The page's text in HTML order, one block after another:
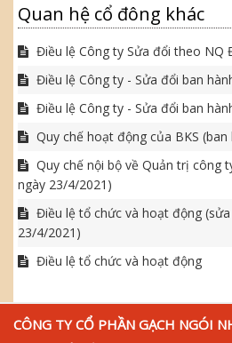
Quan hệ cổ đông khác
Điều lệ Công ty Sửa đổi theo NQ
Điều lệ Công ty - Sửa đổi ban
Điều lệ Công ty - Sửa đổi ban
Quy chế hoạt động của BKS
Quy chế nội bộ về Quản trị công
ngày 23/4/2021)
Điều lệ tổ chức và hoạt động
23/4/2021)
Điều lệ tổ chức và hoạt động
CÔNG TY CỔ PHẦN GẠCH NGÓI